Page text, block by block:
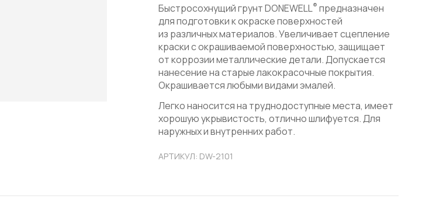
Быстросохнущий грунт DONEWELL® предназначен
для подготовки к окраске поверхностей
из различных материалов. Увеличивает сцепление
краски с окрашиваемой поверхностью, защищает
от коррозии металлические детали. Допускается
нанесение на старые лакокрасочные покрытия.
Окрашивается любыми видами эмалей.
Легко наносится на труднодоступные места, имеет
хорошую укрывистость, отлично шлифуется. Для
наружных и внутренних работ.
АРТИКУЛ: DW-2101